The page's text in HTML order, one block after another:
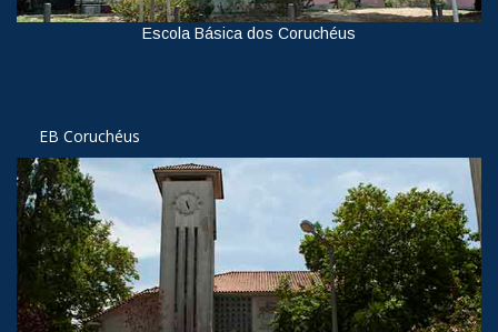
Escola Básica dos Coruchéus
EB Coruchéus